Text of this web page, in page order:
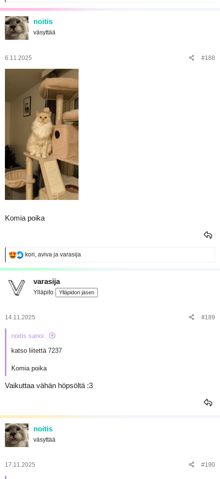
a
noitis
väsyttää
6.11.2025 #188
Komia poika
R
a
:
kori aviva ja varasija
varasija
Ylläpito Ylläpidon jäsen
14.11.2025 #189
noitis sanoi:
katso liitettä 7237
Komia poika
Vaikuttaa vähän höpsöltä :3
noitis
väsyttää
17.11.2025 #190